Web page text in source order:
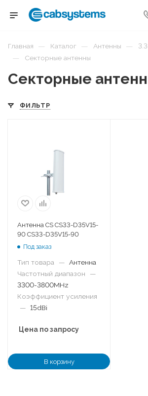
Главная — Каталог — Антенны —
— Секторные антенны
Секторные
ФИЛЬТР
Антенна CS CS33-D35V15-
90 CS33-D35V15-90
Под заказ
Тип товара — Антенна
Частотный диапазон
—
3300-3800MHz
Коэффициент усиления
— 15dBi
Цена по запросу
В корзину